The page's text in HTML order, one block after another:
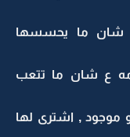
شان ما يحسسها
ع شان ما تتعب
موجود , اشترى لها